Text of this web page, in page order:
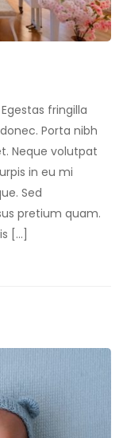
fringilla
Porta nibh
Neque volutpat
in eu mi
Sed
pretium quam.
[…]